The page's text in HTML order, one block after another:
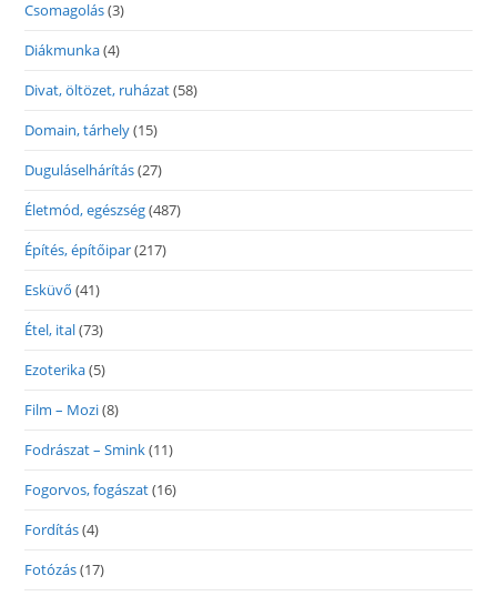
Csomagolás(3)
Diákmunka(4)
Divat, öltözet, ruházat(58)
Domain, tárhely(15)
Duguláselhárítás(27)
Életmód, egészség(487)
Építés, építőipar(217)
Esküvő (41)
Étel, ital(73)
Ezoterika(5)
Film – Mozi(8)
Fodrászat – Smink(11)
Fogorvos, fogászat(16)
Fordítás(4)
Fotózás(17)